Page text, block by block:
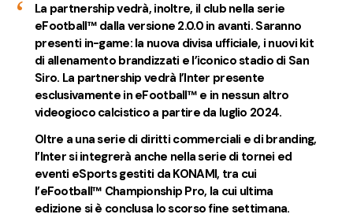
La partnership vedrà, inoltre, il club nella serie
eFootball™ dalla versione 2.0.0 in avanti. Saranno
presenti in-game: la nuova divisa ufficiale, i nuovi kit
di allenamento brandizzati e l’iconico stadio di San
Siro. La partnership vedrà l’Inter presente
esclusivamente in eFootball™ e in nessun altro
videogioco calcistico a partire da luglio 2024.
Oltre a una serie di diritti commerciali e di branding,
l’Inter si integrerà anche nella serie di tornei ed
eventi eSports gestiti da KONAMI, tra cui
l’eFootball™ Championship Pro, la cui ultima
edizione si è conclusa lo scorso fine settimana.